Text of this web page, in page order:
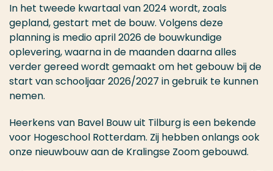
In het tweede kwartaal van 2024 wordt, zoals
gepland, gestart met de bouw. Volgens deze
planning is medio april 2026 de bouwkundige
oplevering, waarna in de maanden daarna alles
verder gereed wordt gemaakt om het gebouw bij de
start van schooljaar 2026/2027 in gebruik te kunnen
nemen.
Heerkens van Bavel Bouw uit Tilburg is een bekende
voor Hogeschool Rotterdam. Zij hebben onlangs ook
onze nieuwbouw aan de Kralingse Zoom gebouwd.